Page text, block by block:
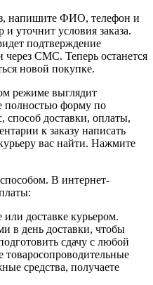
напишите ФИО, телефон и
уточнит условия заказа.
подтверждение
через СМС. Теперь останется
новой покупке.
режиме выглядит
полностью форму по
способ доставки, оплаты,
к заказу написать
вас найти. Нажмите
В интернет-
доставке курьером.
в день доставки, чтобы
сдачу с любой
средства, получаете